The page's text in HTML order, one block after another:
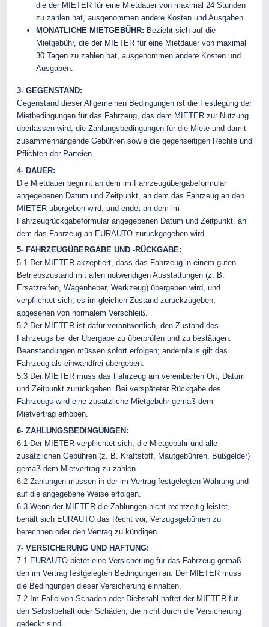
die der MIETER für eine Mietdauer von maximal 24 Stunden
zu zahlen hat, ausgenommen andere Kosten und Ausgaben.
MONATLICHE MIETGEBÜHR: Bezieht sich auf die
Mietgebühr, die der MIETER für eine Mietdauer von maximal
30 Tagen zu zahlen hat, ausgenommen andere Kosten und
Ausgaben.
3- GEGENSTAND:
Gegenstand dieser Allgemeinen Bedingungen ist die Festlegung der
Mietbedingungen für das Fahrzeug, das dem MIETER zur Nutzung
überlassen wird, die Zahlungsbedingungen für die Miete und damit
zusammenhängende Gebühren sowie die gegenseitigen Rechte und
Pflichten der Parteien.
4- DAUER:
Die Mietdauer beginnt an dem im Fahrzeugübergabeformular
angegebenen Datum und Zeitpunkt, an dem das Fahrzeug an den
MIETER übergeben wird, und endet an dem im
Fahrzeugrückgabeformular angegebenen Datum und Zeitpunkt, an
dem das Fahrzeug an EURAUTO zurückgegeben wird.
5- FAHRZEUGÜBERGABE UND -RÜCKGABE:
5.1 Der MIETER akzeptiert, dass das Fahrzeug in einem guten
Betriebszustand mit allen notwendigen Ausstattungen (z. B.
Ersatzreifen, Wagenheber, Werkzeug) übergeben wird, und
verpflichtet sich, es im gleichen Zustand zurückzugeben,
abgesehen von normalem Verschleiß.
5.2 Der MIETER ist dafür verantwortlich, den Zustand des
Fahrzeugs bei der Übergabe zu überprüfen und zu bestätigen.
Beanstandungen müssen sofort erfolgen; andernfalls gilt das
Fahrzeug als einwandfrei übergeben.
5.3 Der MIETER muss das Fahrzeug am vereinbarten Ort, Datum
und Zeitpunkt zurückgeben. Bei verspäteter Rückgabe des
Fahrzeugs wird eine zusätzliche Mietgebühr gemäß dem
Mietvertrag erhoben.
6- ZAHLUNGSBEDINGUNGEN:
6.1 Der MIETER verpflichtet sich, die Mietgebühr und alle
zusätzlichen Gebühren (z. B. Kraftstoff, Mautgebühren, Bußgelder)
gemäß dem Mietvertrag zu zahlen.
6.2 Zahlungen müssen in der im Vertrag festgelegten Währung und
auf die angegebene Weise erfolgen.
6.3 Wenn der MIETER die Zahlungen nicht rechtzeitig leistet,
behält sich EURAUTO das Recht vor, Verzugsgebühren zu
berechnen oder den Vertrag zu kündigen.
7- VERSICHERUNG UND HAFTUNG:
7.1 EURAUTO bietet eine Versicherung für das Fahrzeug gemäß
den im Vertrag festgelegten Bedingungen an. Der MIETER muss
die Bedingungen dieser Versicherung einhalten.
7.2 Im Falle von Schäden oder Diebstahl haftet der MIETER für
den Selbstbehalt oder Schäden, die nicht durch die Versicherung
gedeckt sind.